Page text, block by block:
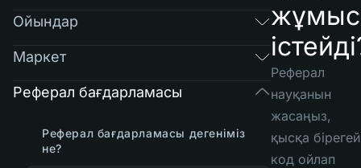
Ойындар
Маркет
Реферал бағдарламасы
Реферал бағдарламасы дегеніміз
не?
жұмыс
Реферал
науқанын
жасаңыз,
қысқа бірегей
код ойлап